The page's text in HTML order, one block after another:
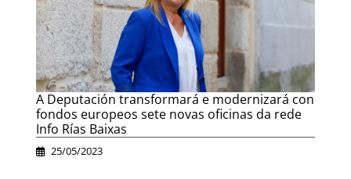
A Deputación transformará e modernizará con
fondos europeos sete novas oficinas da rede
Info Rías Baixas
25/05/2023